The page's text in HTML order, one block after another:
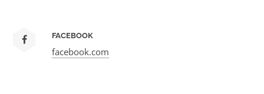
FACEBOOK
facebook.com